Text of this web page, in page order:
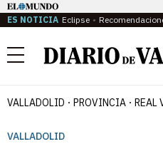
ES NOTICIA Eclipse
Menú
VALLADOLID PROVINCIA REAL
VALLADOLID